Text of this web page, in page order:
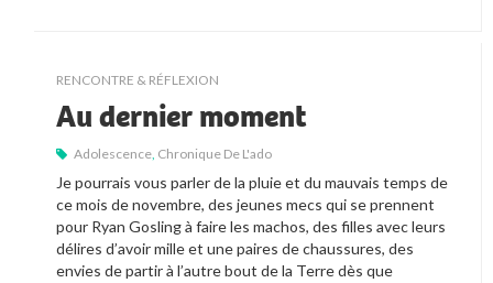
RENCONTRE & RÉFLEXION
Au dernier moment
Adolescence Chronique De L'ado
Je pourrais vous parler de la pluie et du mauvais temps de
ce mois de novembre, des jeunes mecs qui se prennent
pour Ryan Gosling à faire les machos, des filles avec leurs
délires d’avoir mille et une paires de chaussures, des
envies de partir à l’autre bout de la Terre dès que